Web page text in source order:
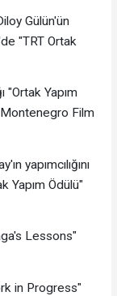
Gülün'ün
"TRT Ortak
"Ortak Yapım
Film
yapımcılığını
Yapım Ödülü"
Lessons"
in Progress"